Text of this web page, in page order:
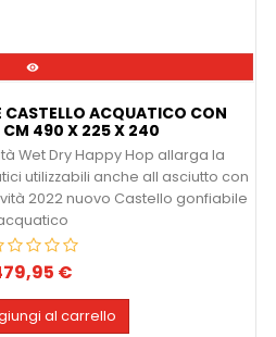

CASTELLO ACQUATICO CON
CM 490 X 225 X 240
Wet Dry Happy Hop allarga la
utilizzabili anche all asciutto con
2022 nuovo Castello gonfiabile
€
al carrello